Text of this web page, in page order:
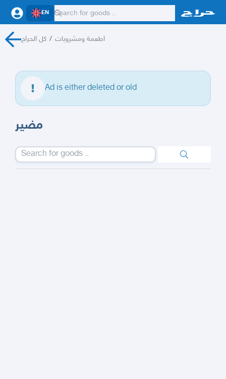
EN
كل الحراج / اطعمة ومشروبات
Ad is either deleted or old
مضير